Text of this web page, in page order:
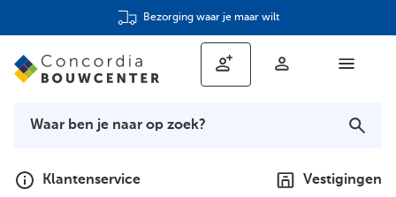
Bezorging waar je maar wilt
Klantenservice Vestigingen